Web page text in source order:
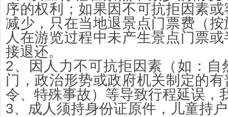
序的权利；如果因不可抗拒因素
减少，只在当地退景点门票费（
人在游览过程中未产生景点门票
接退还。
2、因人力不可抗拒因素（如：自
门，政治形势或政府机关制定的
令、特殊事故）等导致行程延误，
3、成人须持身份证原件，儿童持